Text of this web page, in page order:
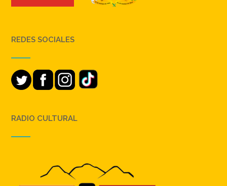
REDES SOCIALES
RADIO CULTURAL